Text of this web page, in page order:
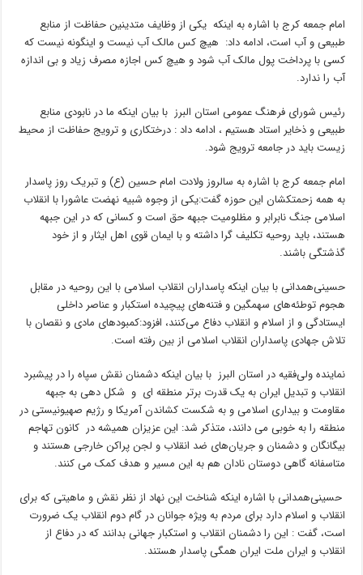
امام جمعه کرج با اشاره به اینکه یکی از وظایف متدینین حفاظت از منابع
طبیعی و آب است، ادامه داد: هیچ کس مالک آب نیست و اینگونه نیست که
کسی با پرداخت پول مالک آب شود و هیچ کس اجازه مصرف زیاد و بی اندازه
آب را ندارد.
رئیس شورای فرهنگ عمومی استان البرز با بیان اینکه ما در نابودی منابع
طبیعی و ذخایر استاد هستیم ، ادامه داد : درختکاری و ترویج حفاظت از محیط
زیست باید در جامعه ترویج شود.
امام جمعه کرج با اشاره به سالروز ولادت امام حسین (ع) و تبریک روز پاسدار
به همه زحمتکشان این حوزه گفت:یکی از وجوه شبیه نهضت عاشورا با انقلاب
اسلامی جنگ نابرابر و مظلومیت جبهه حق است و کسانی که در این جبهه
هستند، باید روحیه تکلیف گرا داشته و با ایمان قوی اهل ایثار و از خود
گذشتگی باشند.
حسینی‌همدانی با بیان اینکه پاسداران انقلاب اسلامی با این روحیه در مقابل
هجوم توطئه‌های سهمگین و فتنه‌های پیچیده استکبار و عناصر داخلی
ایستادگی و از اسلام و انقلاب دفاع می‌کنند، افزود:کمبودهای مادی و نقصان با
تلاش جهادی پاسداران انقلاب اسلامی از بین رفته است.
نماینده ولی‌فقیه در استان البرز با بیان اینکه دشمنان نقش سپاه را در پیشبرد
انقلاب و تبدیل ایران به یک قدرت برتر منطقه ای و شکل دهی به جبهه
مقاومت و بیداری اسلامی و به شکست کشاندن آمریکا و رژیم صهیونیستی در
منطقه را به خوبی می دانند، متذکر شد: این عزیزان همیشه در کانون تهاجم
بیگانگان و دشمنان و جریان‌های ضد انقلاب و لجن پراکن خارجی هستند و
متاسفانه گاهی دوستان نادان هم به این مسیر و هدف کمک می کنند.
حسینی‌همدانی با اشاره اینکه شناخت این نهاد از نظر نقش و ماهیتی که برای
انقلاب و اسلام دارد برای مردم به ویژه جوانان در گام دوم انقلاب یک ضرورت
است، گفت : این را دشمنان انقلاب و استکبار جهانی بدانند که در دفاع از
انقلاب و ایران ملت ایران همگی پاسدار هستند.